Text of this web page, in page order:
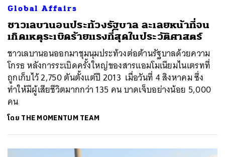
Global Affairs
ชาวเลบานอนประท้วงรัฐบาล ละเลยหน้าที่จน
เกิดเหตุระเบิดร้ายแรงที่สุดในประวัติศาสตร์
ชาวเลบานอนออกมาชุมนุมประท้วงต่อต้านรัฐบาลด้วยความ
โกรธ หลังการระเบิดครั้งใหญ่ของสารแอมโมเนียมไนเตรทที่
ถูกเก็บไว้ 2,750 ตันตั้งแต่ปี 2013 เมื่อวันที่ 4 สิงหาคม ซึ่ง
ทำให้มีผู้เสียชีวิตมากกว่า 135 คน บาดเจ็บอย่างน้อย 5,000
คน
โดย THE MOMENTUM TEAM